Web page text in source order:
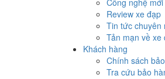
Công nghệ mới
Review xe đạp
Tin tức chuyên
Tản mạn về xe
Khách hàng
Chính sách
Tra cứu bảo